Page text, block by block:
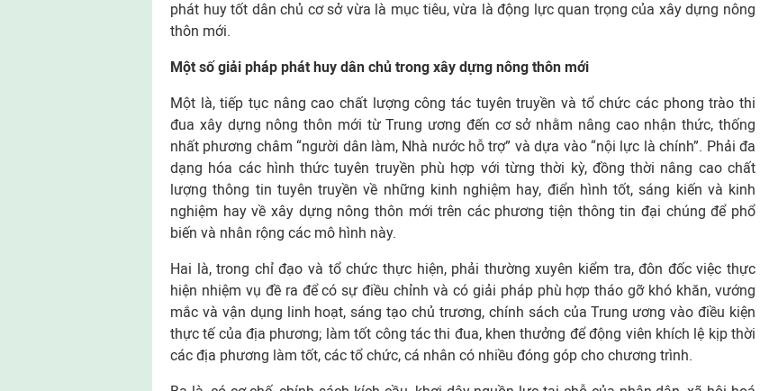
phát huy tốt dân chủ cơ sở vừa là mục tiêu, vừa là động lực quan trọng của xây dựng nông
thôn mới.
Một số giải pháp phát huy dân chủ trong xây dựng nông thôn mới
Một là, tiếp tục nâng cao chất lượng công tác tuyên truyền và tổ chức các phong trào thi
đua xây dựng nông thôn mới từ Trung ương đến cơ sở nhằm nâng cao nhận thức, thống
nhất phương châm “người dân làm, Nhà nước hỗ trợ” và dựa vào “nội lực là chính”. Phải đa
dạng hóa các hình thức tuyên truyền phù hợp với từng thời kỳ, đồng thời nâng cao chất
lượng thông tin tuyên truyền về những kinh nghiệm hay, điển hình tốt, sáng kiến và kinh
nghiệm hay về xây dựng nông thôn mới trên các phương tiện thông tin đại chúng để phổ
biến và nhân rộng các mô hình này.
Hai là, trong chỉ đạo và tổ chức thực hiện, phải thường xuyên kiểm tra, đôn đốc việc thực
hiện nhiệm vụ đề ra để có sự điều chỉnh và có giải pháp phù hợp tháo gỡ khó khăn, vướng
mắc và vận dụng linh hoạt, sáng tạo chủ trương, chính sách của Trung ương vào điều kiện
thực tế của địa phương; làm tốt công tác thi đua, khen thưởng để động viên khích lệ kịp thời
các địa phương làm tốt, các tổ chức, cá nhân có nhiều đóng góp cho chương trình.